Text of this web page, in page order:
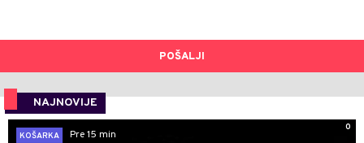
POŠALJI
NAJNOVIJE
0
KOŠARKA
Pre 15 min